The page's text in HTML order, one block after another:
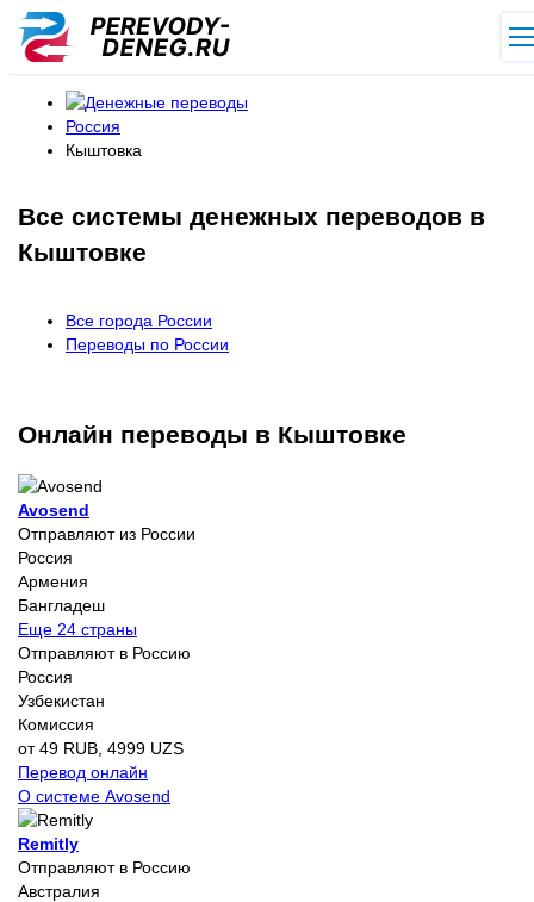
Россия
Кыштовка
Все системы денежных переводов в
Кыштовке
Все города России
Переводы по России
Онлайн переводы в Кыштовке
Avosend
Отправляют из России
Россия
Армения
Бангладеш
Еще 24 страны
Отправляют в Россию
Россия
Узбекистан
Комиссия
от 49 RUB, 4999 UZS
Перевод онлайн
О системе Avosend
Remitly
Отправляют в Россию
Австралия